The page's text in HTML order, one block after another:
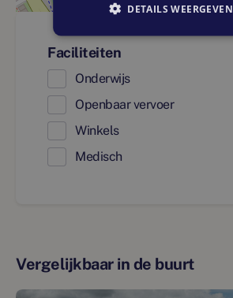
Faciliteiten
Onderwijs
Openbaar vervoer
Winkels
Medisch
Vergelijkbaar in de buurt
DETAILS WEERGEVEN